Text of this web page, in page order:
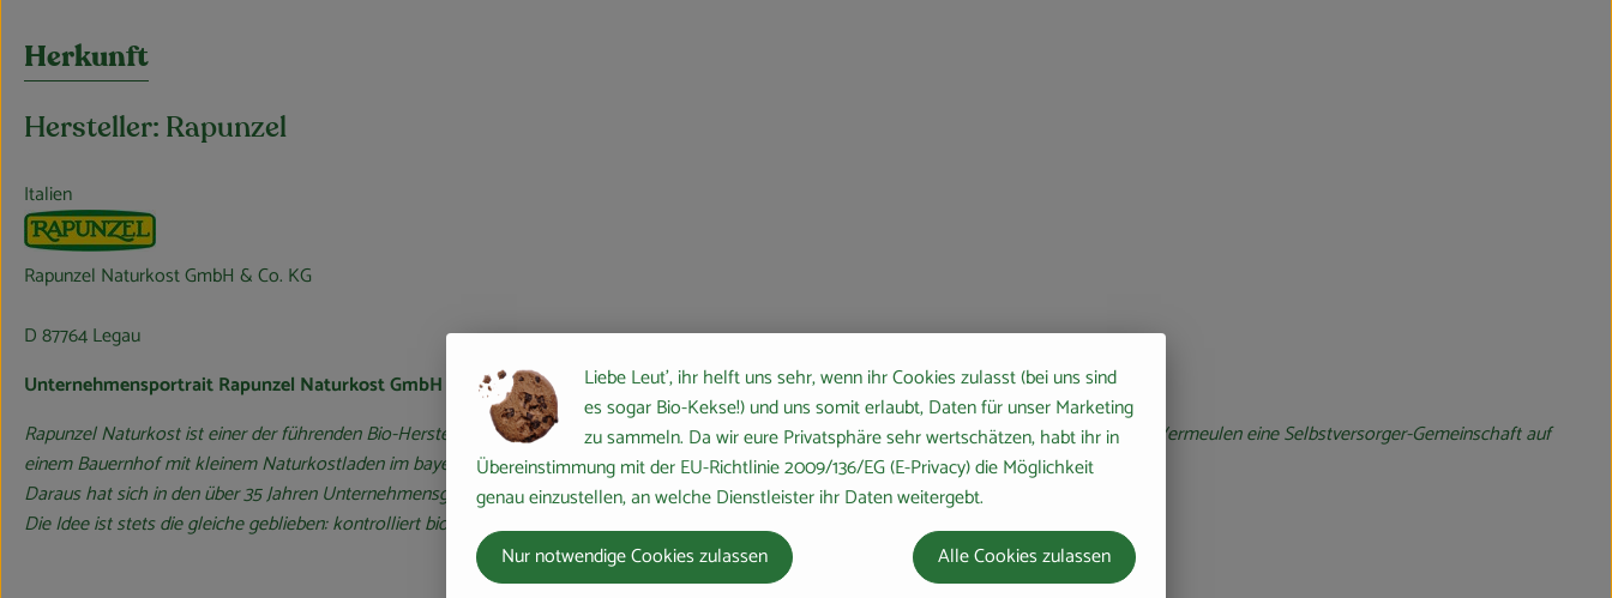
Herkunft
Hersteller: Rapunzel
Italien
Rapunzel Naturkost GmbH & Co. KG
D 87764 Legau
Unternehmensportrait Rapunzel Naturkost GmbH
Rapunzel Naturkost ist einer der führenden Bio-Hersteller in Europa. Begonnen hat alles ganz klein: 1974 gründeten Joseph Wilhelm und Jennifer Vermeulen eine Selbstversorger-Gemeinschaft auf
einem Bauernhof mit kleinem Naturkostladen im bayerischen Augsburg.
Daraus hat sich in den über 35 Jahren Unternehmensgeschichte ein international agierendes Unternehmen mit 300 Mitarbeitern entwickelt.
Die Idee ist stets die gleiche geblieben: kontrolliert biologische, naturbelassene und vegetarische Lebensmittel herzustellen.
Liebe Leut', ihr helft uns sehr, wenn ihr Cookies zulasst (bei uns sind
es sogar Bio-Kekse!) und uns somit erlaubt, Daten für unser Marketing
zu sammeln. Da wir eure Privatsphäre sehr wertschätzen, habt ihr in
Übereinstimmung mit der EU-Richtlinie 2009/136/EG (E-Privacy) die Möglichkeit
genau einzustellen, an welche Dienstleister ihr Daten weitergebt.
Nur notwendige Cookies zulassen Alle Cookies zulassen